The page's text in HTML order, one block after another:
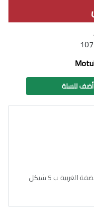
بالإمكان الإستلام في نقاط الإستلام في الضفة الغربية ب 5 شيكل